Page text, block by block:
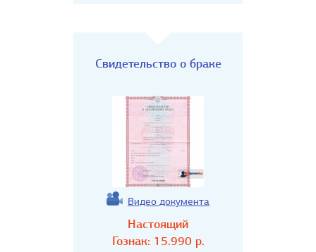
Свидетельство о браке
Видео документа
Настоящий
Гознак: 15.990р.